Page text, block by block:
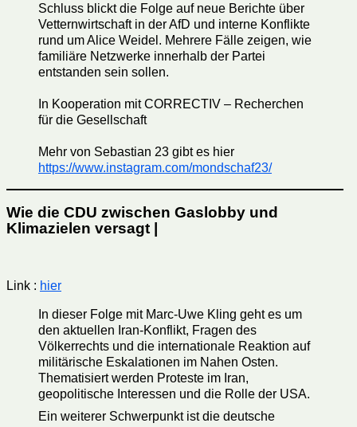
Schluss blickt die Folge auf neue Berichte über
Vetternwirtschaft in der AfD und interne Konflikte
rund um Alice Weidel. Mehrere Fälle zeigen, wie
familiäre Netzwerke innerhalb der Partei
entstanden sein sollen.
In Kooperation mit CORRECTIV – Recherchen
für die Gesellschaft
Mehr von Sebastian 23 gibt es hier
https://www.instagram.com/mondschaf23/
Wie die CDU zwischen Gaslobby und
Klimazielen versagt |
Link : hier
In dieser Folge mit Marc-Uwe Kling geht es um
den aktuellen Iran-Konflikt, Fragen des
Völkerrechts und die internationale Reaktion auf
militärische Eskalationen im Nahen Osten.
Thematisiert werden Proteste im Iran,
geopolitische Interessen und die Rolle der USA.
Ein weiterer Schwerpunkt ist die deutsche